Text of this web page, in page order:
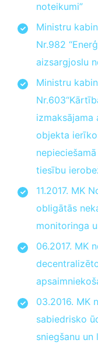
noteikumi”
Ministru
Nr.982
aizsargjoslu
Ministru
objekta
tiesību
11.2017. MK
obligātās
monitoringa
06.2017. MK
03.2016. MK
sabiedrisko
sniegšanu un